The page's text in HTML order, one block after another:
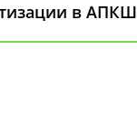
в АПКШ